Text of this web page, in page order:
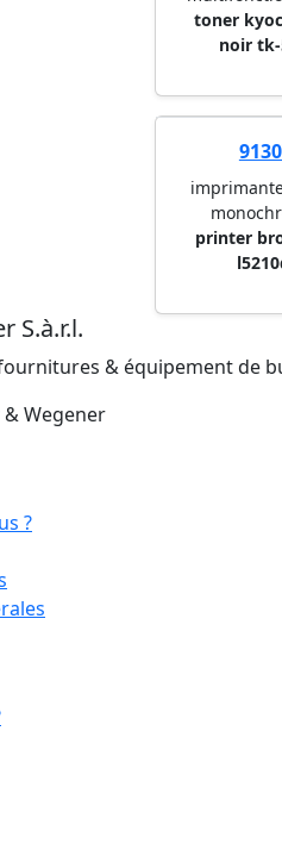
toner
noir tk-
printer
S.à.r.l.
& équipement de
Wegener
?